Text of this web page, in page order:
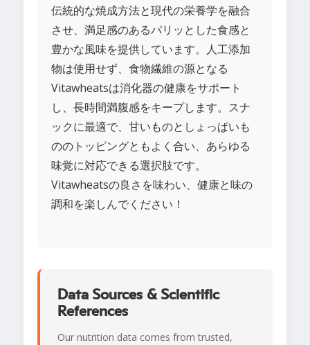
伝統的な焼成方法と現代の栄養学を融合
させ、満足感のあるパリッとした食感と
豊かな風味を提供しています。人工添加
物は使用せず、食物繊維の源となる
Vitawheatsは消化器の健康をサポート
し、長時間満腹感をキープします。スナ
ックに最適で、甘いものとしょっぱいも
ののトッピングともよく合い、あらゆる
味覚に対応できる選択肢です。
Vitawheatsの良さを味わい、健康と味の
調和を楽しんでください！
Data Sources & Scientific
References
Our nutrition data comes from trusted,